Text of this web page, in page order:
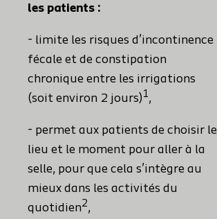
les patients :
- limite les risques d’incontinence
fécale et de constipation
chronique entre les irrigations
(soit environ 2 jours) 1,
- permet aux patients de choisir le
lieu et le moment pour aller à la
selle, pour que cela s’intègre au
mieux dans les activités du
quotidien2,